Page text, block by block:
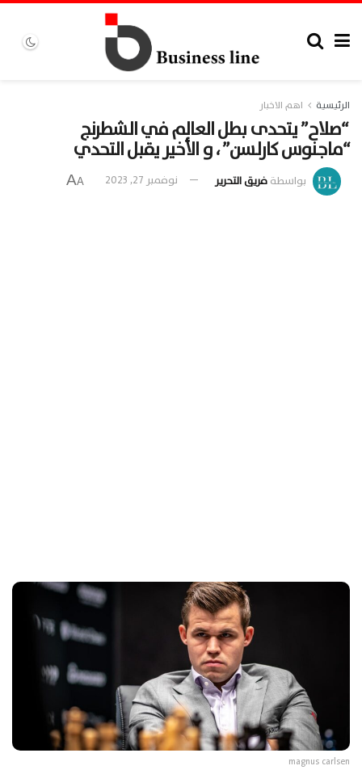
الرئيسية اهم الاخبار
“صلاح” يتحدى بطل العالم في الشطرنج
“ماجنوس كارلسن” ، و الأخير يقبل التحدي
بواسطةفريق التحرير نوفمبر 27, 2023 A
A
magnus carlsen